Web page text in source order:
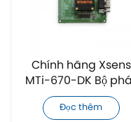
Chính hãng Xsens
MTi-670-DK Bộ
triển quán tính AHRS
độ chính xác cao
Đọc thêm